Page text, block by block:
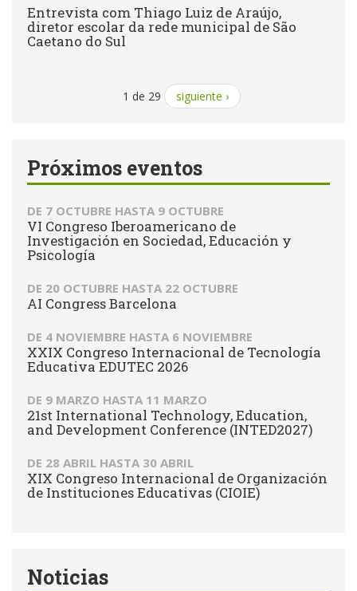
Entrevista com Thiago Luiz de Araújo,
diretor escolar da rede municipal de São
Caetano do Sul
1 de 29 siguiente ›
Próximos eventos
DE 7 OCTUBRE HASTA 9 OCTUBRE
VI Congreso Iberoamericano de
Investigación en Sociedad, Educación y
Psicología
DE 20 OCTUBRE HASTA 22 OCTUBRE
AI Congress Barcelona
DE 4 NOVIEMBRE HASTA 6 NOVIEMBRE
XXIX Congreso Internacional de Tecnología
Educativa EDUTEC 2026
DE 9 MARZO HASTA 11 MARZO
21st International Technology, Education,
and Development Conference (INTED2027)
DE 28 ABRIL HASTA 30 ABRIL
XIX Congreso Internacional de Organización
de Instituciones Educativas (CIOIE)
Noticias